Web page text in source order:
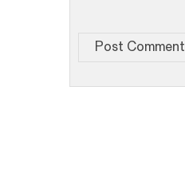
Post Comment